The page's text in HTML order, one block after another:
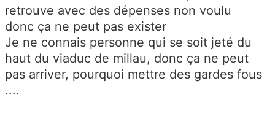
retrouve avec des dépenses non voulu
donc ça ne peut pas exister
Je ne connais personne qui se soit jeté du
haut du viaduc de millau, donc ça ne peut
pas arriver, pourquoi mettre des gardes fous
....